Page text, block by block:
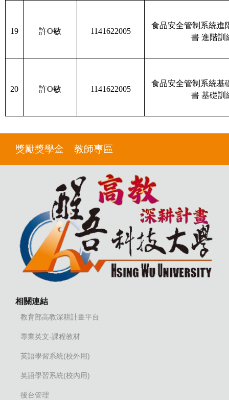
19 許O敏 1141622005
食品安全管制系統進
書 進階訓
20 許O敏 1141622005
食品安全管制系統基
書 基礎訓
獎勵獎學金 教師專區
相關連結
教育部高教深耕計畫平台
專業英文-課程教材
英語學習系統(校外用)
英語學習系統(校內用)
後台管理